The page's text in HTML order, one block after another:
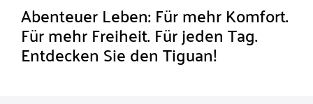
Abenteuer Leben: Für mehr Komfort.
Für mehr Freiheit. Für jeden Tag.
Entdecken Sie den Tiguan!